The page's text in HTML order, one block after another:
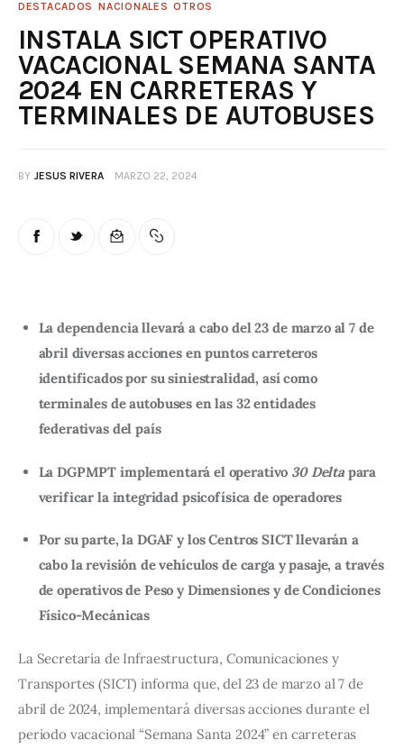
DESTACADOS NACIONALES OTROS
INSTALA SICT OPERATIVO
VACACIONAL SEMANA SANTA
2024 EN CARRETERAS Y
TERMINALES DE AUTOBUSES
BY JESUS RIVERA MARZO 22, 2024
La dependencia llevará a cabo del 23 de marzo al 7 de
abril diversas acciones en puntos carreteros
identificados por su siniestralidad, así como
terminales de autobuses en las 32 entidades
federativas del país
La DGPMPT implementará el operativo 30 Deltapara
verificar la integridad psicofísica de operadores
Por su parte, la DGAF y los Centros SICT llevarán a
cabo la revisión de vehículos de carga y pasaje, a través
de operativos de Peso y Dimensiones y de Condiciones
Físico-Mecánicas
La Secretaría de Infraestructura, Comunicaciones y
Transportes (SICT) informa que, del 23 de marzo al 7 de
abril de 2024, implementará diversas acciones durante el
periodo vacacional “Semana Santa 2024” en carreteras